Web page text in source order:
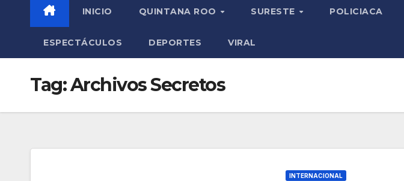
INICIO QUINTANA ROO SURESTE POLICIACA
ESPECTÁCULOS DEPORTES VIRAL
Tag:Archivos Secretos
INTERNACIONAL